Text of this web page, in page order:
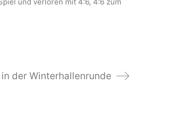
der Winterhallenrunde